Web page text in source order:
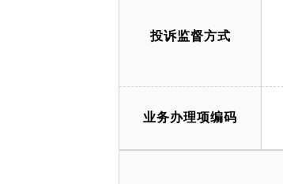
投诉监督方式
业务办理项编码